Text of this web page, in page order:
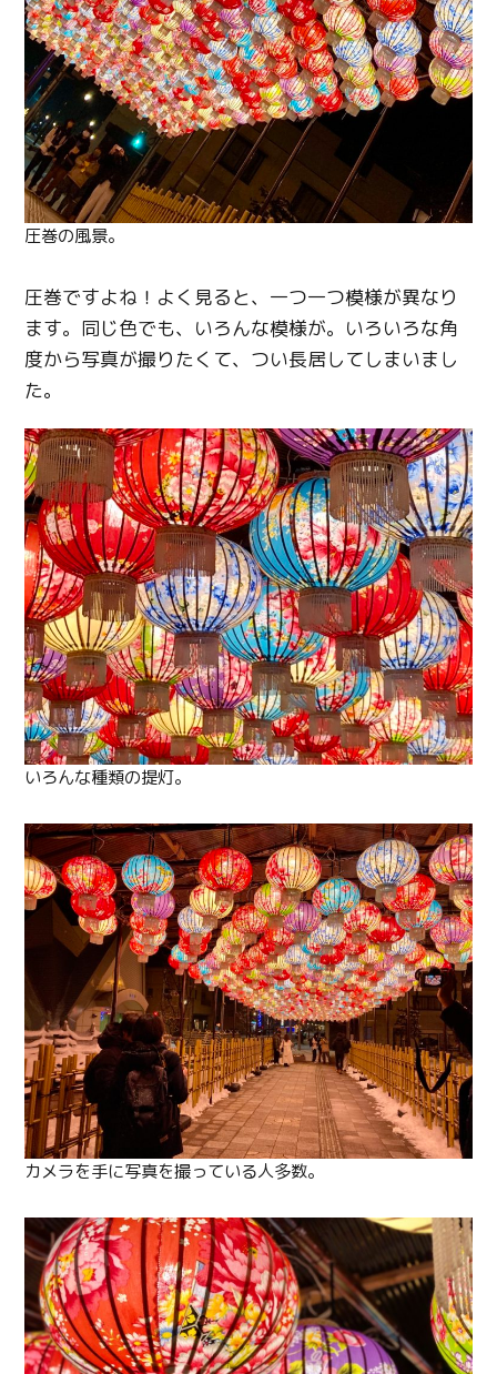
圧巻の風景。
圧巻ですよね！よく見ると、一つ一つ模様が異なり
ます。同じ色でも、いろんな模様が。いろいろな角
度から写真が撮りたくて、つい長居してしまいまし
た。
いろんな種類の提灯。
カメラを手に写真を撮っている人多数。